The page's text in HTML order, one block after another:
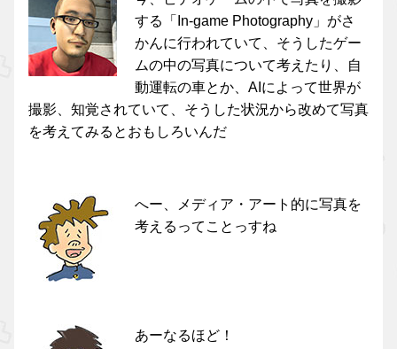
する「In-game Photography」がさ
かんに行われていて、そうしたゲー
ムの中の写真について考えたり、自
動運転の車とか、AIによって世界が
撮影、知覚されていて、そうした状況から改めて写真
を考えてみるとおもしろいんだ
へー、メディア・アート的に写真を
考えるってことっすね
あーなるほど！